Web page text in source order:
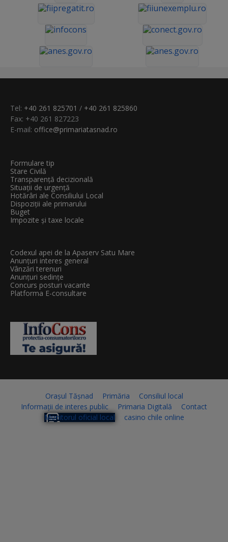
Tel: +40 261 825701 / +40 261 825860
Fax: +40 261 827223
E-mail: office@primariatasnad.ro
Formulare tip
Stare Civilă
Transparenţă decizională
Situații de urgență
Hotărâri ale Consiliului Local
Dispoziții ale primarului
Buget
Impozite și taxe locale
Codexul apei de la Apaserv Satu Mare
Anunțuri interes general
Vânzări terenuri
Anunțuri sedințe
Concurs posturi vacante
Platforma E-consultare
Orașul Tășnad Primăria
Consiliul local
Informații de interes public
Primaria Digitală
Contact
Monitorul oficial local
casino chile online